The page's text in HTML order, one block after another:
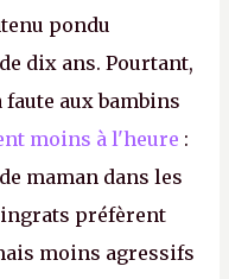
pondu
dix ans. Pourtant,
aux bambins
moins à l'heure :
maman dans les
ingrats préfèrent
moins agressifs